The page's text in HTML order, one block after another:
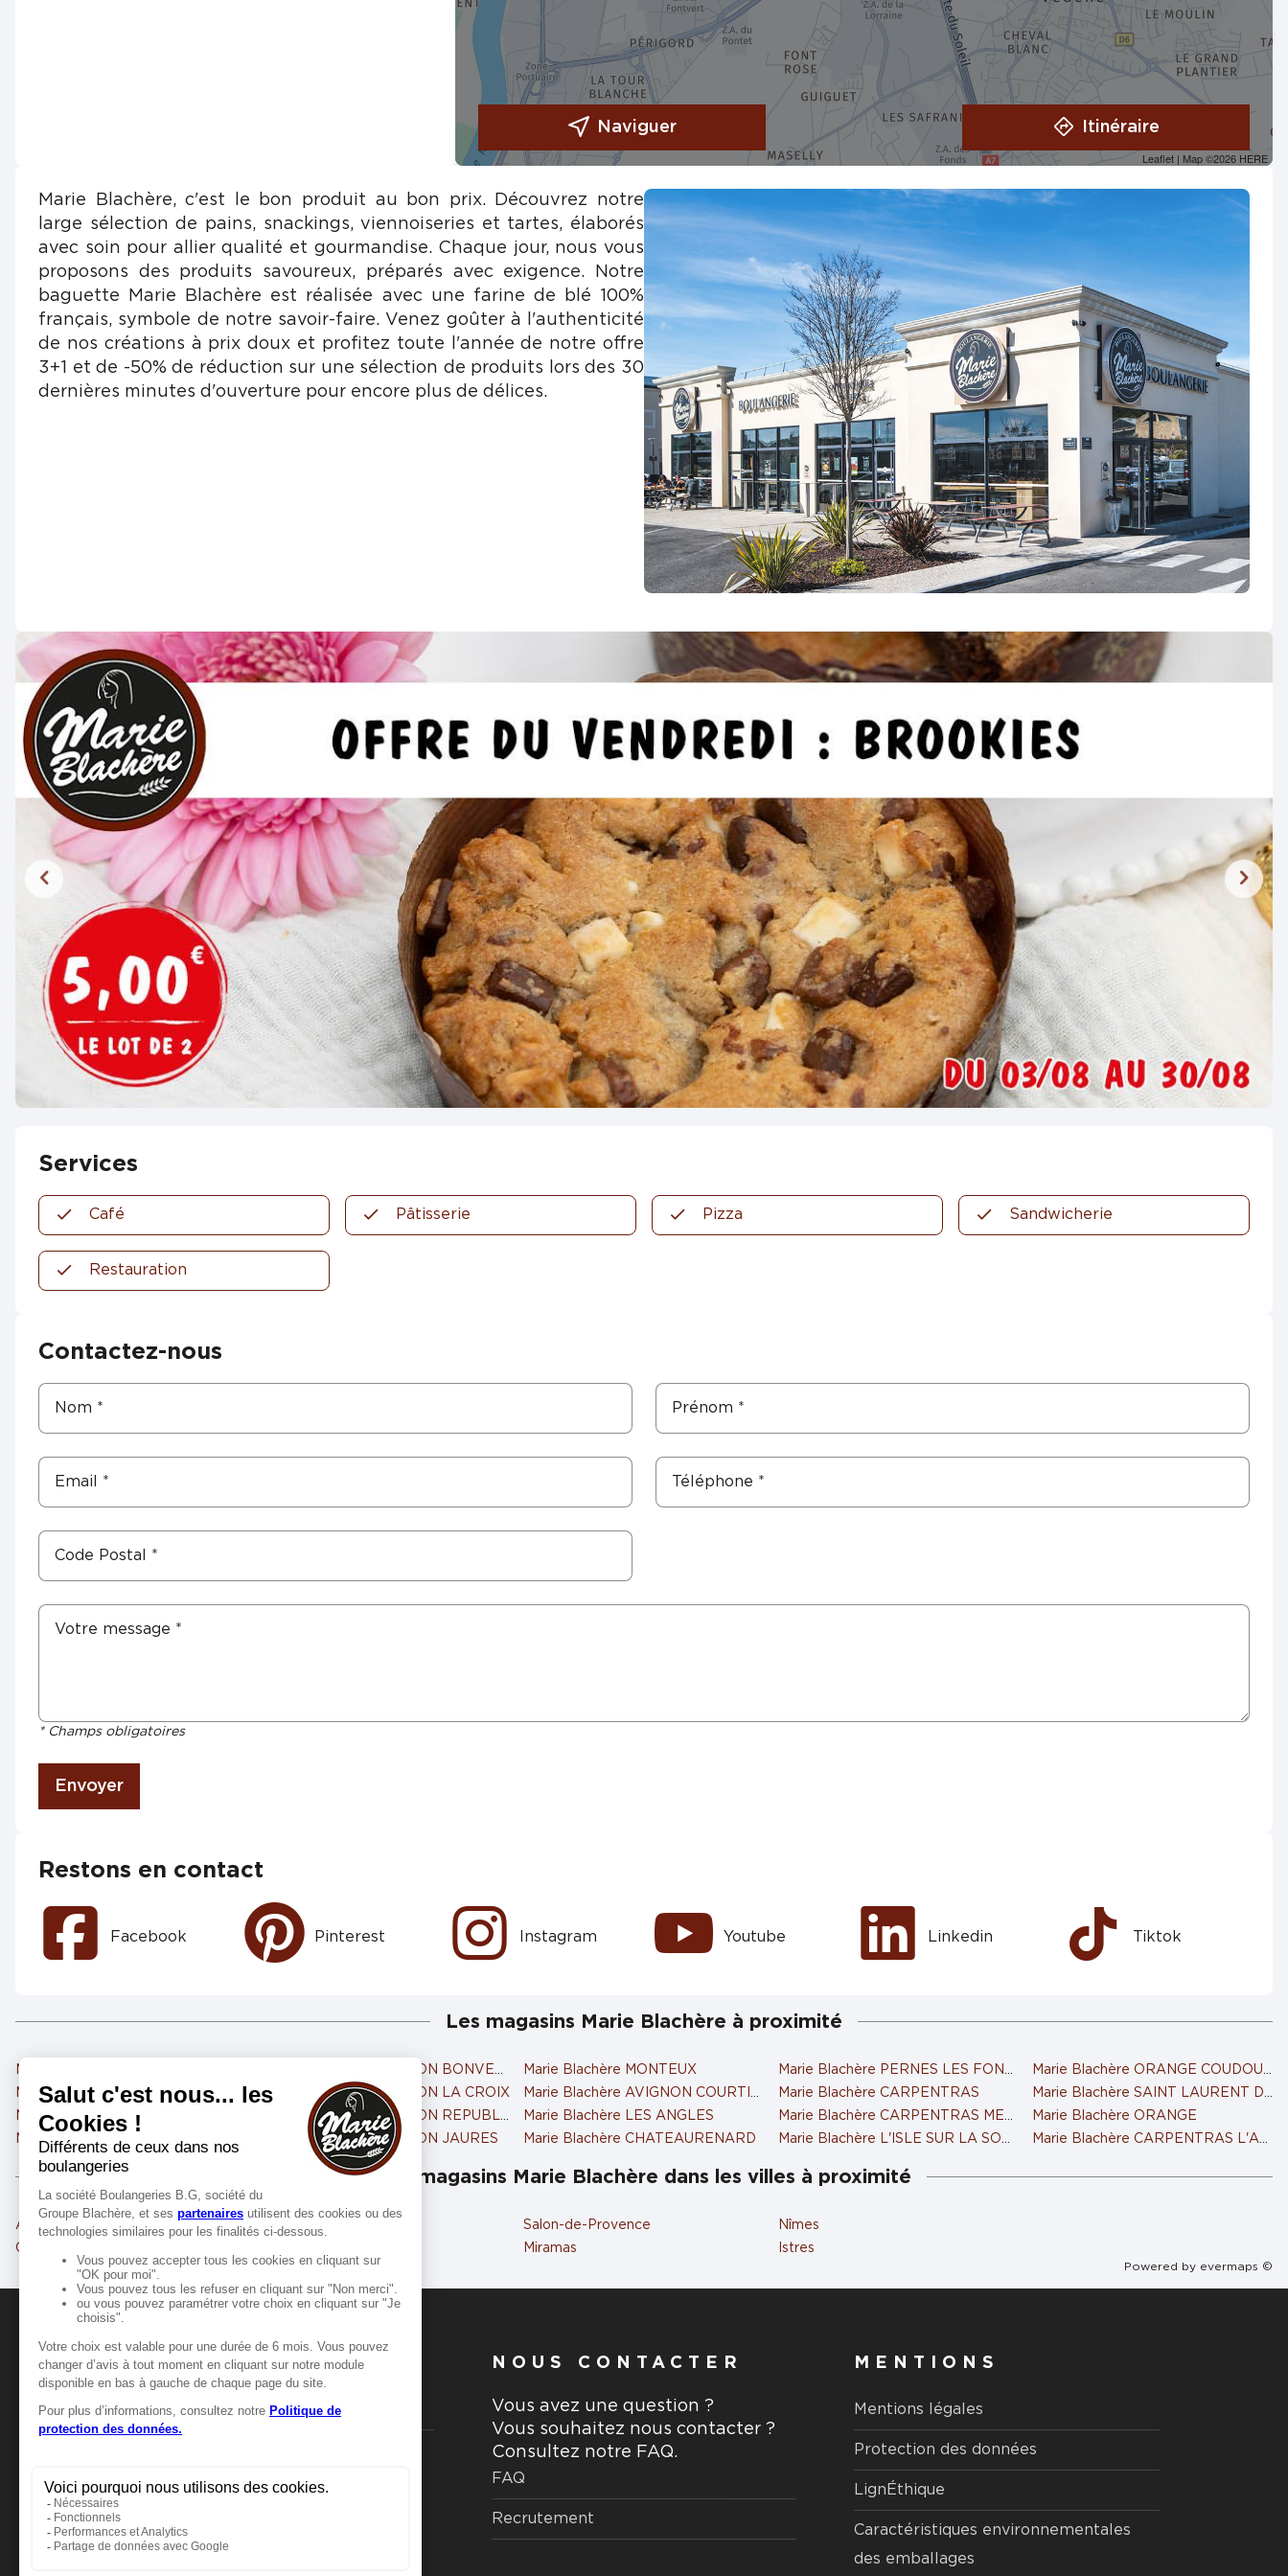
Leaflet | Map ©2026 HERE
Naviguer Itinéraire
Marie Blachère, c'est le bon produit au bon prix. Découvrez notre
large sélection de pains, snackings, viennoiseries et tartes, élaborés
avec soin pour allier qualité et gourmandise. Chaque jour, nous vous
proposons des produits savoureux, préparés avec exigence. Notre
baguette Marie Blachère est réalisée avec une farine de blé 100%
français, symbole de notre savoir-faire. Venez goûter à l'authenticité
de nos créations à prix doux et profitez toute l'année de notre offre
3+1 et de -50% de réduction sur une sélection de produits lors des 30
dernières minutes d'ouverture pour encore plus de délices.
Services
Café Pâtisserie Pizza Sandwicherie
Restauration
Contactez-nous
* Champs obligatoires
Envoyer
Restons en contact
Facebook Pinterest Instagram Youtube Linkedin Tiktok
Les magasins Marie Blachère à proximité
Marie Blachère LE PONTET
Marie Blachère MORIERES LES AVIGNON
Marie Blachère MB SORGUES
Marie Blachère AVIGNON FONTCOUVERTE
Marie Blachère AVIGNON BONVENT
Marie Blachère AVIGNON LA CROIX
Marie Blachère AVIGNON REPUBLIQUE
Marie Blachère AVIGNON JAURES
Marie Blachère MONTEUX
Marie Blachère AVIGNON COURTINE
Marie Blachère LES ANGLES
Marie Blachère CHATEAURENARD
Marie Blachère PERNES LES FONTAINES
Marie Blachère CARPENTRAS
Marie Blachère CARPENTRAS MEJEAN
Marie Blachère L'ISLE SUR LA SORGUE
Marie Blachère ORANGE
Marie Blachère SAINT LAURENT DES
Marie Blachère ORANGE
Marie Blachère CARPENTRAS
Les magasins Marie Blachère dans les villes à proximité
Avignon
Carpentras
Orange
Salon-de-Provence
Miramas
Nîmes
Istres
Powered by evermaps ©
MANGER-BOUGER
Manger-Bouger.fr
NOUS CONTACTER
Vous avez une question ?
Vous souhaitez nous contacter ?
Consultez notre FAQ.
FAQ
Recrutement
MENTIONS
Mentions légales
Protection des données
LignÉthique
Caractéristiques environnementales
des emballages